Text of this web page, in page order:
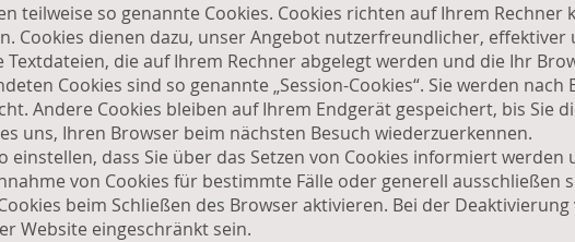
teilweise so genannte Cookies. Cookies richten auf Ihrem Rechner
Cookies dienen dazu, unser Angebot nutzerfreundlicher, effektiver
Textdateien, die auf Ihrem Rechner abgelegt werden und die Ihr
Cookies sind so genannte „Session-Cookies“. Sie werden nach
Andere Cookies bleiben auf Ihrem Endgerät gespeichert, bis Sie
uns, Ihren Browser beim nächsten Besuch wiederzuerkennen.
einstellen, dass Sie über das Setzen von Cookies informiert werden
von Cookies für bestimmte Fälle oder generell ausschließen
beim Schließen des Browser aktivieren. Bei der Deaktivierung
Website eingeschränkt sein.